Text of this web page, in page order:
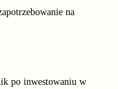
na
po inwestowaniu w